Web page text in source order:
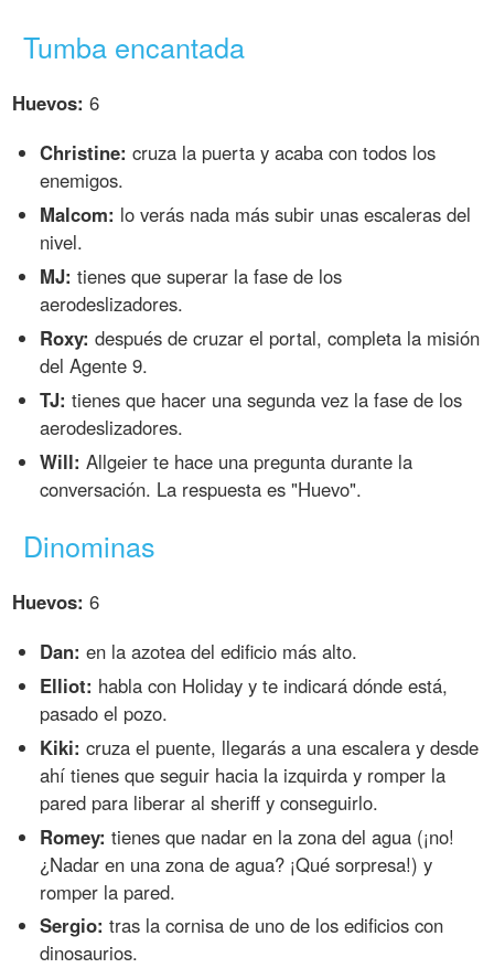
Tumba encantada
Huevos: 6
Christine: cruza la puerta y acaba con todos los
enemigos.
Malcom: lo verás nada más subir unas escaleras del
nivel.
MJ: tienes que superar la fase de los
aerodeslizadores.
Roxy: después de cruzar el portal, completa la misión
del Agente 9.
TJ: tienes que hacer una segunda vez la fase de los
aerodeslizadores.
Will: Allgeier te hace una pregunta durante la
conversación. La respuesta es "Huevo".
Dinominas
Huevos: 6
Dan: en la azotea del edificio más alto.
Elliot: habla con Holiday y te indicará dónde está,
pasado el pozo.
Kiki: cruza el puente, llegarás a una escalera y desde
ahí tienes que seguir hacia la izquirda y romper la
pared para liberar al sheriff y conseguirlo.
Romey: tienes que nadar en la zona del agua (¡no!
¿Nadar en una zona de agua? ¡Qué sorpresa!) y
romper la pared.
Sergio: tras la cornisa de uno de los edificios con
dinosaurios.